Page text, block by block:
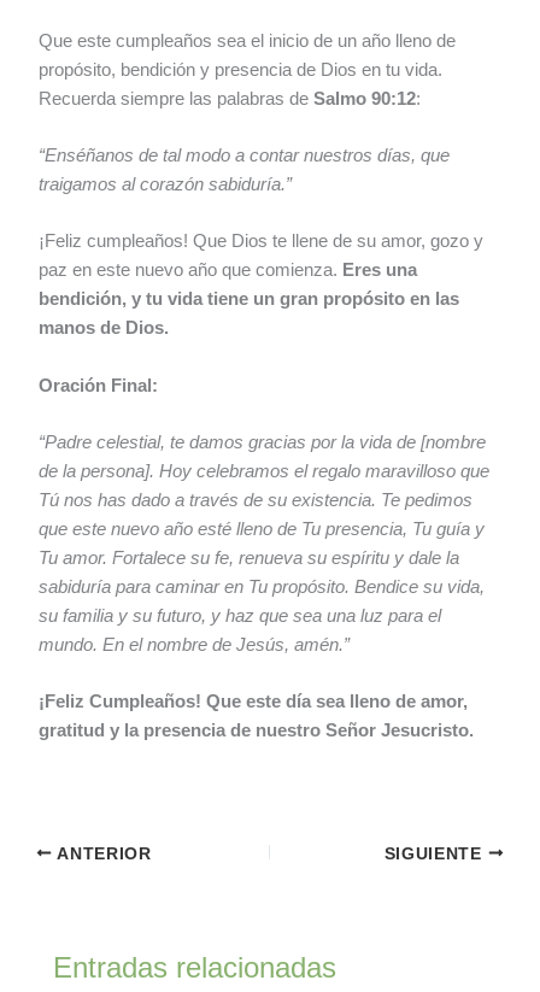
Que este cumpleaños sea el inicio de un año lleno de
propósito, bendición y presencia de Dios en tu vida.
Recuerda siempre las palabras deSalmo 90:12:
“Enséñanos de tal modo a contar nuestros días, que
traigamos al corazón sabiduría.”
¡Feliz cumpleaños! Que Dios te llene de su amor, gozo y
paz en este nuevo año que comienza. Eres una
bendición, y tu vida tiene un gran propósito en las
manos de Dios.
Oración Final:
“Padre celestial, te damos gracias por la vida de [nombre
de la persona]. Hoy celebramos el regalo maravilloso que
Tú nos has dado a través de su existencia. Te pedimos
que este nuevo año esté lleno de Tu presencia, Tu guía y
Tu amor. Fortalece su fe, renueva su espíritu y dale la
sabiduría para caminar en Tu propósito. Bendice su vida,
su familia y su futuro, y haz que sea una luz para el
mundo. En el nombre de Jesús, amén.”
¡Feliz Cumpleaños! Que este día sea lleno de amor,
gratitud y la presencia de nuestro Señor Jesucristo.
ANTERIOR SIGUIENTE
Entradas relacionadas